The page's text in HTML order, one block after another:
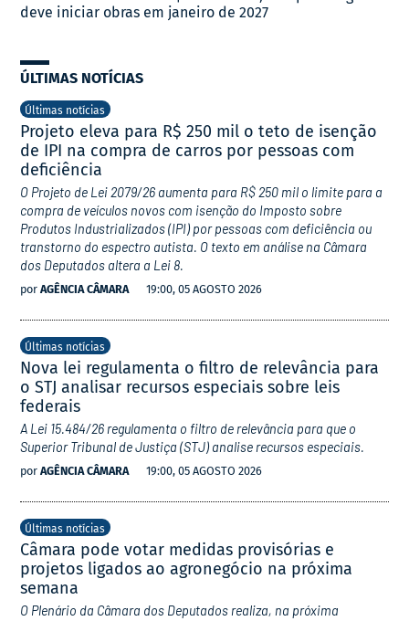
deve iniciar obras em janeiro de 2027
ÚLTIMAS NOTÍCIAS
Últimas notícias
Projeto eleva para R$ 250 mil o teto de isenção
de IPI na compra de carros por pessoas com
deficiência
O Projeto de Lei 2079/26 aumenta para R$ 250 mil o limite para a
compra de veículos novos com isenção do Imposto sobre
Produtos Industrializados (IPI) por pessoas com deficiência ou
transtorno do espectro autista. O texto em análise na Câmara
dos Deputados altera a Lei 8.
por AGÊNCIA CÂMARA 19:00, 05 AGOSTO 2026
Últimas notícias
Nova lei regulamenta o filtro de relevância para
o STJ analisar recursos especiais sobre leis
federais
A Lei 15.484/26 regulamenta o filtro de relevância para que o
Superior Tribunal de Justiça (STJ) analise recursos especiais.
por AGÊNCIA CÂMARA 19:00, 05 AGOSTO 2026
Últimas notícias
Câmara pode votar medidas provisórias e
projetos ligados ao agronegócio na próxima
semana
O Plenário da Câmara dos Deputados realiza, na próxima